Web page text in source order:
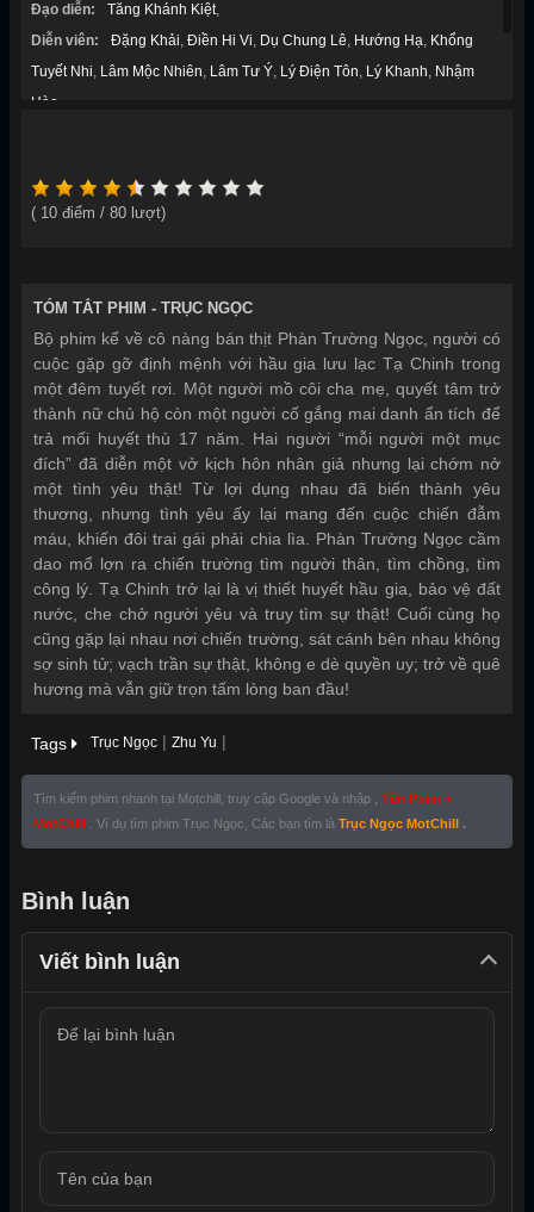
Đạo diễn:
Tăng Khánh Kiệt,
Diễn viên:
Đặng Khải, Điền Hi Vi, Dụ Chung Lê, Hướng Hạ, Khổng
Tuyết Nhi, Lâm Mộc Nhiên, Lâm Tư Ý, Lý Điện Tôn, Lý Khanh, Nhậm
Hào
( 10 điểm / 80 lượt)
TÓM TẮT PHIM - TRỤC NGỌC
Bộ phim kể về cô nàng bán thịt Phàn Trường Ngọc, người có
cuộc gặp gỡ định mệnh với hầu gia lưu lạc Tạ Chinh trong
một đêm tuyết rơi. Một người mồ côi cha mẹ, quyết tâm trở
thành nữ chủ hộ còn một người cố gắng mai danh ẩn tích để
trả mối huyết thù 17 năm. Hai người “mỗi người một mục
đích” đã diễn một vở kịch hôn nhân giả nhưng lại chớm nở
một tình yêu thật! Từ lợi dụng nhau đã biến thành yêu
thương, nhưng tình yêu ấy lại mang đến cuộc chiến đẫm
máu, khiến đôi trai gái phải chia lìa. Phàn Trường Ngọc cầm
dao mổ lợn ra chiến trường tìm người thân, tìm chồng, tìm
công lý. Tạ Chinh trở lại là vị thiết huyết hầu gia, bảo vệ đất
nước, che chở người yêu và truy tìm sự thật! Cuối cùng họ
cũng gặp lại nhau nơi chiến trường, sát cánh bên nhau không
sợ sinh tử; vạch trần sự thật, không e dè quyền uy; trở về quê
hương mà vẫn giữ trọn tấm lòng ban đầu!
Tags Trục Ngọc | Zhu Yu |
Tìm kiếm phim nhanh tại Motchill, truy cập Google và nhập , Tên Phim +
MotChill
. Ví dụ tìm phim Trục Ngọc, Các bạn tìm là Trục Ngọc MotChill .
Bình luận
Viết bình luận